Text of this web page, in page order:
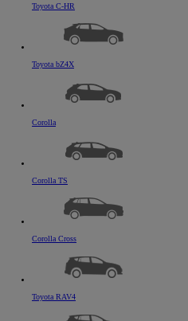
Toyota C-HR
Toyota bZ4X
Corolla
Corolla TS
Corolla Cross
Toyota RAV4